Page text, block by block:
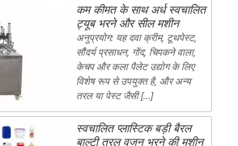
कम कीमत के साथ अर्ध स्वचालित
ट्यूब भरने और सील मशीन
अनुप्रयोग: यह दवा क्रीम, टूथपेस्ट,
सौंदर्य प्रसाधन, गोंद, चिपकने वाला,
केचप और कला पैलेट उद्योग के लिए
विशेष रूप से उपयुक्त है, और अन्य
तरल या पेस्ट जैसी […]
स्वचालित प्लास्टिक बड़ी बैरल
बाल्टी तरल वजन भरने की मशीन